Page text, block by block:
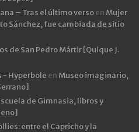
– Tras el último versoen Mujer
Sánchez, fue cambiada de sitio
de San Pedro Mártir [Quique J.
- Hyperbole en Museo imaginario,
de Gimnasia, libros y
entre el Capricho y la